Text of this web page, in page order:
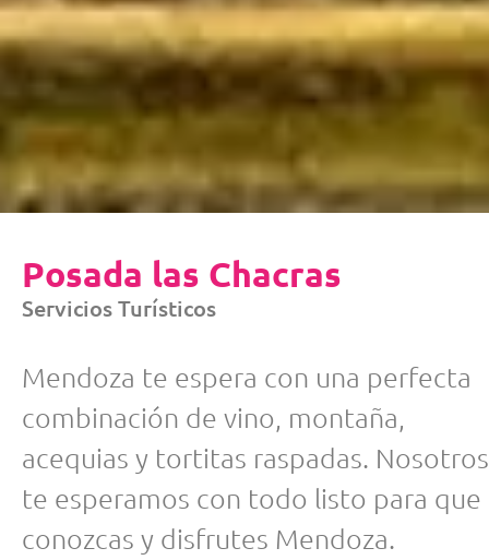
Posada las Chacras
Servicios Turísticos
Mendoza te espera con una perfecta
combinación de vino, montaña,
acequias y tortitas raspadas. Nosotros
te esperamos con todo listo para que
conozcas y disfrutes Mendoza.